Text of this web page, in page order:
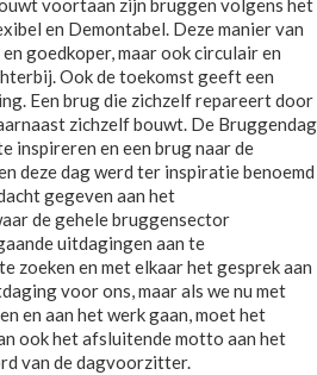
voortaan zijn bruggen volgens het
en Demontabel. Deze manier van
goedkoper, maar ook circulair en
Ook de toekomst geeft een
Een brug die zichzelf repareert door
zichzelf bouwt. De Bruggendag
inspireren en een brug naar de
deze dag werd ter inspiratie benoemd
gegeven aan het
de gehele bruggensector
uitdagingen aan te
zoeken en met elkaar het gesprek aan
voor ons, maar als we nu met
en aan het werk gaan, moet het
ook het afsluitende motto aan het
van de dagvoorzitter.